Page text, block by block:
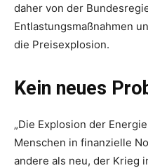
daher von der
Entlastungsmaßnahmen
die Preisexplosion.
Kein neues
„Die Explosion der
Menschen in finanzielle
andere als neu, der Krieg